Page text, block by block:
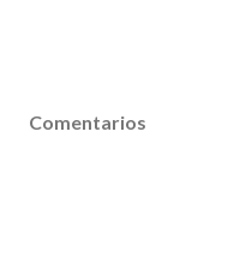
Comentarios